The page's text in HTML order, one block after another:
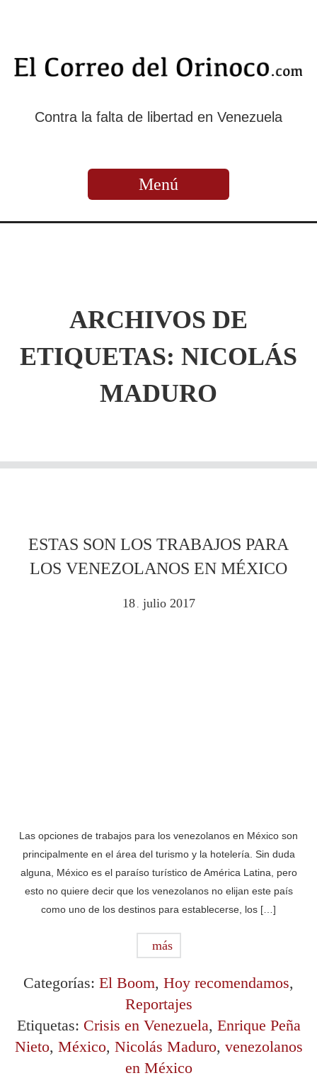
Contra la falta de libertad en Venezuela
Menú
ARCHIVOS DE
ETIQUETAS: NICOLÁS
MADURO
ESTAS SON LOS TRABAJOS PARA
LOS VENEZOLANOS EN MÉXICO
18 . julio 2017
Las opciones de trabajos para los venezolanos en México son
principalmente en el área del turismo y la hotelería. Sin duda
alguna, México es el paraíso turístico de América Latina, pero
esto no quiere decir que los venezolanos no elijan este país
como uno de los destinos para establecerse, los […]
más
Categorías: El Boom, Hoy recomendamos,
Reportajes
Etiquetas: Crisis en Venezuela, Enrique Peña
Nieto, México, Nicolás Maduro, venezolanos
en México